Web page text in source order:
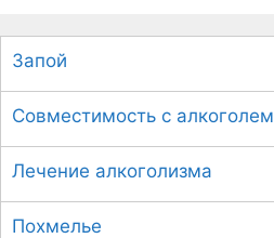
с
к
:
Запой
Совместимость с алкоголем
Лечение алкоголизма
Похмелье